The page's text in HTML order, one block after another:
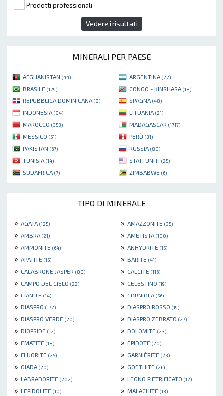
Prodotti professionali
Vedere i risultati
MINERALI PER PAESE
AFGHANISTAN (44) ARGENTINA (22)
BRASILE (129) CONGO - KINSHASA (18)
REPUBBLICA DOMINICANA (8) SPAGNA (48)
INDONESIA (84) LITUANIA (21)
MAROCCO (353) MADAGASCAR (1717)
MESSICO (51) PERÙ (31)
PAKISTAN (67) RUSSIA (80)
TUNISIA (14) STATI UNITI (25)
SUDAFRICA (7) ZIMBABWE (6)
TIPO DI MINERALE
» AGATA (125) » AMAZZONITE (35)
» AMBRA (21) » AMETISTA (100)
» AMMONITE (64) » ANHYDRITE (15)
» APATITE (15) » BARITE (41)
» CALABRONE JASPER (80) » CALCITE (116)
» CAMPO DEL CIELO (22) » CELESTINO (19)
» CIANITE (14) » CORNIOLA (56)
» DIASPRO (172) » DIASPRO ROSSO (19)
» DIASPRO VERDE (20) » DIASPRO ZEBRATO (27)
» DIOPSIDE (12) » DOLOMITE (23)
» EMATITE (18) » EPIDOTE (20)
» FLUORITE (25) » GARNIÈRITE (23)
» GIADA (20) » GOETHITE (26)
» LABRADORITE (202) » LEGNO PIETRIFICATO (12)
» LEPIDOLITE (10) » MALACHITE (13)